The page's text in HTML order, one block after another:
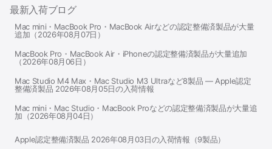
最新入荷ブログ
Mac mini・MacBook Pro・MacBook Airなどの認定整備済製品が大量
追加（2026年08月07日）
MacBook Pro・MacBook Air・iPhoneの認定整備済製品が大量追加
（2026年08月06日）
Mac Studio M4 Max・Mac Studio M3 Ultraなど8製品 — Apple認定
整備済製品 2026年08月05日の入荷情報
Mac mini・Mac Studio・MacBook Proなどの認定整備済製品が大量追
加（2026年08月04日）
Apple認定整備済製品 2026年08月03日の入荷情報（9製品）